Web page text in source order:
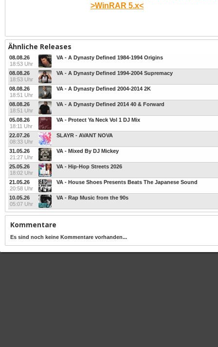
>WinRAR 5.x<
Ähnliche Releases
08.08.26
18:53 Uhr
VA - A Dynasty Defined 1984-1994 Origins
08.08.26
18:53 Uhr
VA - A Dynasty Defined 1994-2004 Supremacy
08.08.26
18:51 Uhr
VA - A Dynasty Defined 2004-2014 2K
08.08.26
18:51 Uhr
VA - A Dynasty Defined 2014 40 & Forward
05.08.26
18:11 Uhr
VA - Protect Ya Neck Vol 1 DJ Mix
22.07.26
08:33 Uhr
SLAYR - AVANT NOVA
31.05.26
21:27 Uhr
VA - Mixed By DJ Mickey
25.05.26
18:02 Uhr
VA - Hip-Hop Streets 2026
21.05.26
20:58 Uhr
VA - House Shoes Presents Beats The Japanese Sound
10.05.26
05:07 Uhr
VA - Rap Music from the 90s
Kommentare
Es sind noch keine Kommentare vorhanden...